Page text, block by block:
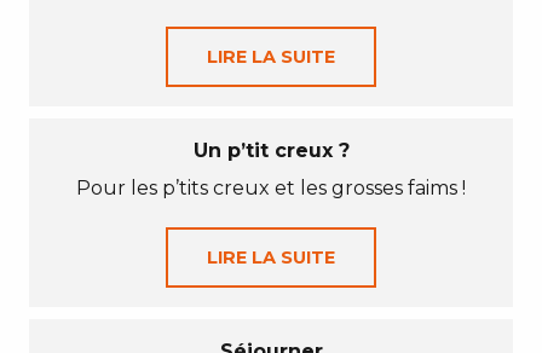
LIRE LA SUITE
Un p’tit creux ?
Pour les p’tits creux et les grosses faims !
LIRE LA SUITE